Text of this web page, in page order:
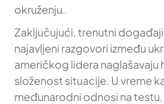
okruženju.
Zaključujući, trenutni događaji
najavljeni razgovori između
američkog lidera naglašavaju
složenost situacije. U vreme
međunarodni odnosi na testu,